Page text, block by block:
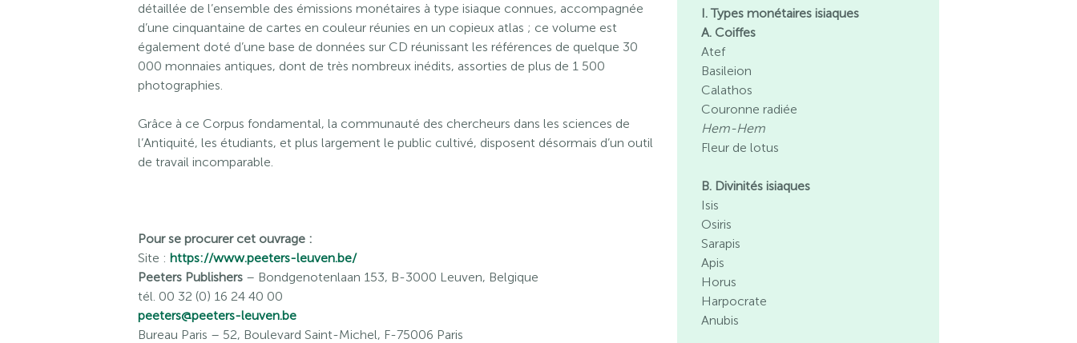
détaillée de l’ensemble des émissions monétaires à type isiaque connues, accompagnée
d’une cinquantaine de cartes en couleur réunies en un copieux atlas ; ce volume est
également doté d’une base de données sur CD réunissant les références de quelque 30
000 monnaies antiques, dont de très nombreux inédits, assorties de plus de 1 500
photographies.
Grâce à ce Corpus fondamental, la communauté des chercheurs dans les sciences de
l’Antiquité, les étudiants, et plus largement le public cultivé, disposent désormais d’un outil
de travail incomparable.
Pour se procurer cet ouvrage :
Site : https://www.peeters-leuven.be/
Peeters Publishers – Bondgenotenlaan 153, B-3000 Leuven, Belgique
tél. 00 32 (0) 16 24 40 00
peeters@peeters-leuven.be
Bureau Paris – 52, Boulevard Saint-Michel, F-75006 Paris
I. Types monétaires isiaques
A. Coiffes
Atef
Basileion
Calathos
Couronne radiée
Hem-Hem
Fleur de lotus
B. Divinités isiaques
Isis
Osiris
Sarapis
Apis
Horus
Harpocrate
Anubis